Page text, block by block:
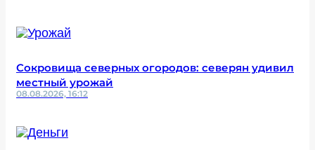
Сокровища северных огородов: северян удивил
местный урожай
08.08.2026, 16:12